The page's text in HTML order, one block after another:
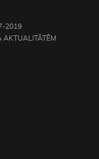
2019
AKTUALITĀTĒM